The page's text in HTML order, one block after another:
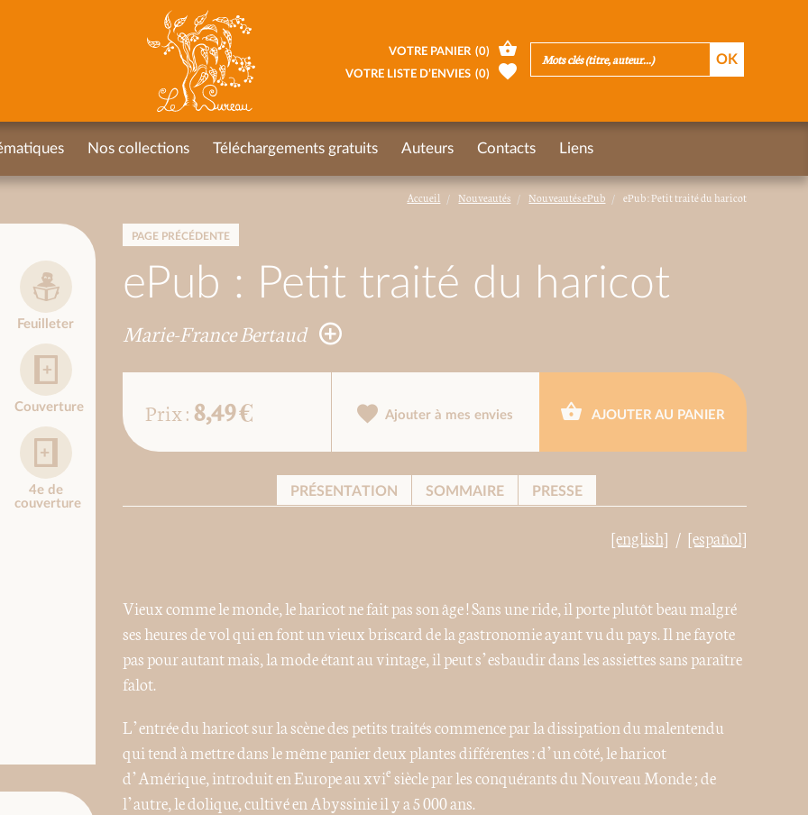
Accueil Nouveautés Nouveautés ePub ePub : Petit traité du haricot
PAGE PRÉCÉDENTE
ePub : Petit traité du haricot
Marie-France Bertaud
Feuilleter
Couverture
4e de
couverture
Prix :8,49 € Ajouter à mes envies AJOUTER AU PANIER
PRÉSENTATION SOMMAIRE PRESSE
[english] [español]
Vieux comme le monde, le haricot ne fait pas son âge ! Sans une ride, il porte plutôt beau malgré
ses heures de vol qui en font un vieux briscard de la gastronomie ayant vu du pays. Il ne fayote
pas pour autant mais, la mode étant au vintage, il peut s’esbaudir dans les assiettes sans paraître
falot.
L’entrée du haricot sur la scène des petits traités commence par la dissipation du malentendu
qui tend à mettre dans le même panier deux plantes différentes : d’un côté, le haricot
d’Amérique, introduit en Europe au xvie siècle par les conquérants du Nouveau Monde ; de
l’autre, le dolique, cultivé en Abyssinie il y a 5 000 ans.
VOTRE PANIER (0)
VOTRE LISTE D’ENVIES (0)
Nos collections Téléchargements gratuits Auteurs Contacts Liens